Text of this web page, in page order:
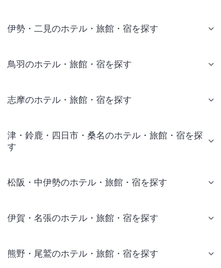
伊勢・二見のホテル・旅館・宿を探す
鳥羽のホテル・旅館・宿を探す
志摩のホテル・旅館・宿を探す
津・鈴鹿・四日市・桑名のホテル・旅館・宿を探
す
松阪・中伊勢のホテル・旅館・宿を探す
伊賀・名張のホテル・旅館・宿を探す
熊野・尾鷲のホテル・旅館・宿を探す